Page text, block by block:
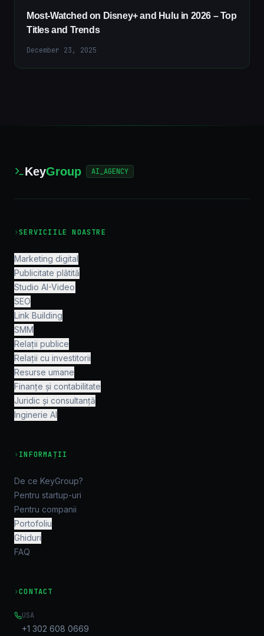
Most-Watched on Disney+ and Hulu in 2026 – Top
Titles and Trends
December 23, 2025
KeyGroup AI_AGENCY
›SERVICIILE NOASTRE
Marketing digital
Publicitate plătită
Studio AI-Video
SEO
Link Building
SMM
Relații publice
Relații cu investitorii
Resurse umane
Finanțe și contabilitate
Juridic și consultanță
Inginerie AI
› INFORMAȚII
De ce KeyGroup?
Pentru startup-uri
Pentru companii
Portofoliu
Ghiduri
FAQ
›CONTACT
USA
+1 302 608 0669